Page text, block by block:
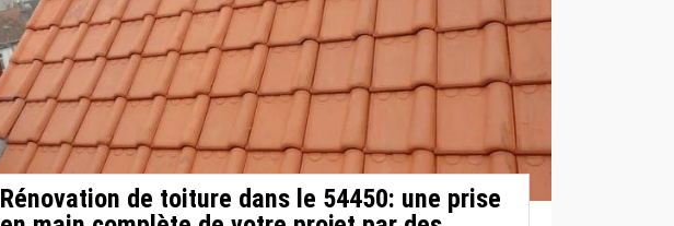
Rénovation de toiture dans le 54450: une prise